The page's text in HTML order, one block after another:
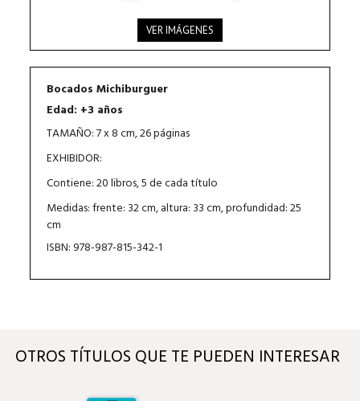
VER IMÁGENES
Bocados Michiburguer
Edad: +3 años
TAMAÑO: 7 x 8 cm, 26 páginas
EXHIBIDOR:
Contiene: 20 libros, 5 de cada título
Medidas: frente: 32 cm, altura: 33 cm, profundidad: 25
cm
ISBN: 978-987-815-342-1
OTROS TÍTULOS QUE TE PUEDEN INTERESAR